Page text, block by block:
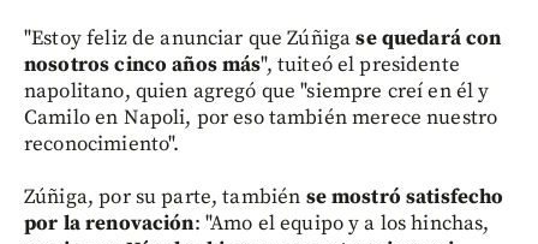
"Estoy feliz de anunciar que Zúñigase quedará con
nosotros cinco años más", tuiteó el presidente
napolitano, quien agregó que "siempre creí en él y
Camilo en Napoli, por eso también merece nuestro
reconocimiento".
Zúñiga, por su parte, también se mostró satisfecho
por la renovación: "Amo el equipo y a los hinchas,